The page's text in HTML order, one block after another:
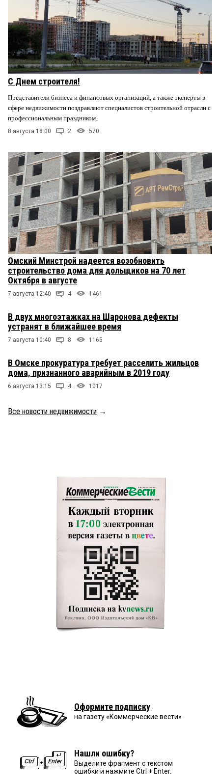
С Днем строителя!
Представители бизнеса и финансовых организаций, а также эксперты в
сфере недвижимости поздравляют специалистов строительной отрасли с
профессиональным праздником.
8 августа 18:00 2 570
Омский Минстрой надеется возобновить
строительство дома для дольщиков на 70 лет
Октября в августе
7 августа 12:40 4 1461
В двух многоэтажках на Шаронова дефекты
устранят в ближайшее время
7 августа 10:40 8 1165
В Омске прокуратура требует расселить жильцов
дома, признанного аварийным в 2019 году
6 августа 13:15 4 1017
Все новости недвижимости →
Оформите подписку
на газету «Коммерческие вести»
Нашли ошибку?
Выделите фрагмент с текстом
ошибки и нажмите Ctrl + Enter.